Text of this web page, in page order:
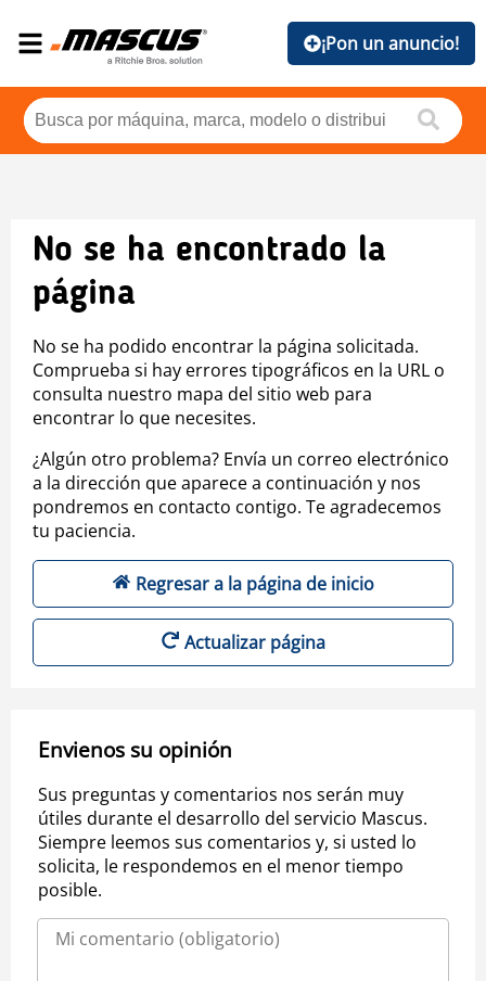
¡Pon un anuncio!
No se ha encontrado la
página
No se ha podido encontrar la página solicitada.
Comprueba si hay errores tipográficos en la URL o
consulta nuestro mapa del sitio web para
encontrar lo que necesites.
¿Algún otro problema? Envía un correo electrónico
a la dirección que aparece a continuación y nos
pondremos en contacto contigo. Te agradecemos
tu paciencia.
Regresar a la página de inicio
Actualizar página
Envienos su opinión
Sus preguntas y comentarios nos serán muy
útiles durante el desarrollo del servicio Mascus.
Siempre leemos sus comentarios y, si usted lo
solicita, le respondemos en el menor tiempo
posible.